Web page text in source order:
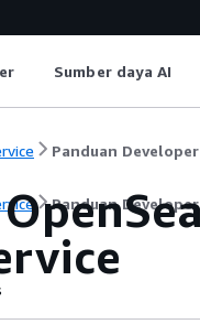
Sumber daya AI
Panduan Developer
Panduan Developer